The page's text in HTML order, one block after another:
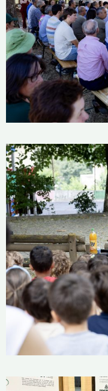
Inauguração
Resineiro
25 de Julho, 2025
Lançamento
Magia da
16 de Julho, 2025